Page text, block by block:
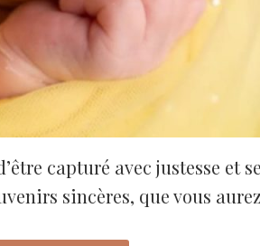
capturé avec justesse et
sincères, que vous